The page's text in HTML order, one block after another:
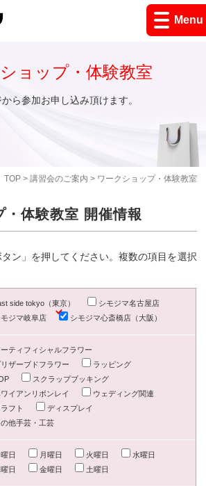
Menu
TOP> 講習会のご案内 > ワークショップ・体験教室
ョップ・体験教室
ら参加お申し込み頂けます。
・体験教室 開催情報
ン」を押してください。複数の項目を選択
side tokyo（東京）
シモジマ名古屋店
モジマ岐阜店
シモジマ心斎橋店（大阪）
ーティフィシャルフラワー
リザーブドフラワー
ラッピング
スクラップブッキング
イアンリボンレイ
ウェディング関連
フト
ディスプレイ
の他手芸・工芸
日 月曜日 火曜日
水曜日
日
金曜日 土曜日